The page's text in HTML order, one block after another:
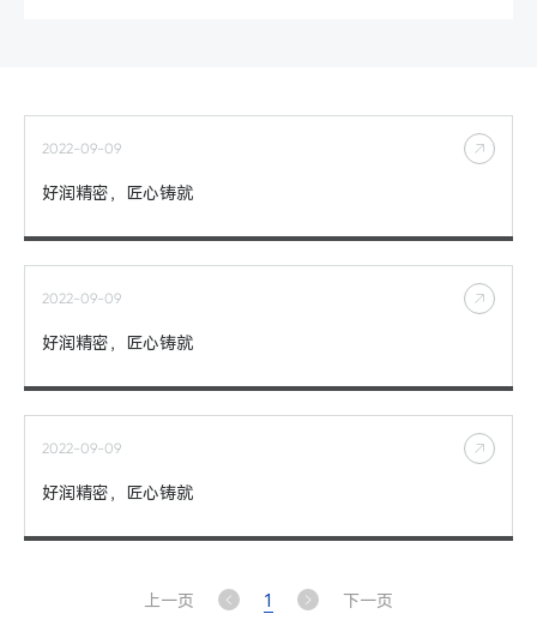
2022-09-09
好润精密，匠心铸就
2022-09-09
好润精密，匠心铸就
2022-09-09
好润精密，匠心铸就
上一页 1 下一页